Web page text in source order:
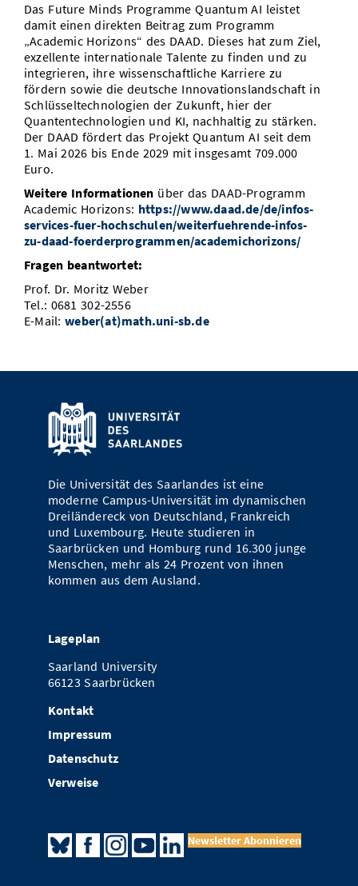
Das Future Minds Programme Quantum AI leistet
damit einen direkten Beitrag zum Programm
„Academic Horizons“ des DAAD. Dieses hat zum Ziel,
exzellente internationale Talente zu finden und zu
integrieren, ihre wissenschaftliche Karriere zu
fördern sowie die deutsche Innovationslandschaft in
Schlüsseltechnologien der Zukunft, hier der
Quantentechnologien und KI, nachhaltig zu stärken.
Der DAAD fördert das Projekt Quantum AI seit dem
1. Mai 2026 bis Ende 2029 mit insgesamt 709.000
Euro.
Weitere Informationen über das DAAD-Programm
Academic Horizons: https://www.daad.de/de/infos-
services-fuer-hochschulen/weiterfuehrende-infos-
zu-daad-foerderprogrammen/academichorizons/
Fragen beantwortet:
Prof. Dr. Moritz Weber
Tel.: 0681 302-2556
E-Mail:weber(at)math.uni-sb.de
Die Universität des Saarlandes ist eine
moderne Campus-Universität im dynamischen
Dreiländereck von Deutschland, Frankreich
und Luxembourg. Heute studieren in
Saarbrücken und Homburg rund 16.300 junge
Menschen, mehr als 24 Prozent von ihnen
kommen aus dem Ausland.
Lageplan
Saarland University
66123 Saarbrücken
Kontakt
Impressum
Datenschutz
Verweise
Newsletter Abonnieren